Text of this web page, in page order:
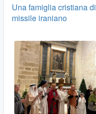
Una famiglia cristiana
missile iraniano